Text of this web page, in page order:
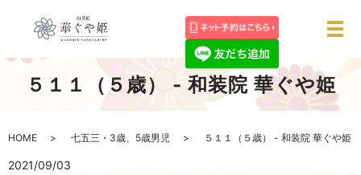
メ
５１１（５歳） - 和装院 華ぐや姫
HOME 七五三・3歳、5歳男児 ５１１（５歳） - 和装院 華ぐや姫
2021/09/03